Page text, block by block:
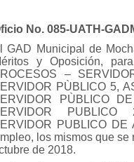
No. 085-UATH-
GAD Municipal de
y Oposición,
–
PÙBLICO 5,
PÙBLICO
PUBLICO
PUBLICO
los mismos que
de 2018.